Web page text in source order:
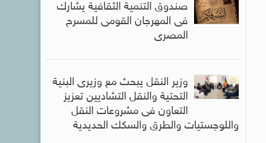
صندوق التنمية الثقافية يشارك
فى المهرجان القومى للمسرح
المصرى
وزير النقل يبحث مع وزيرى البنية
التحتية والنقل التشاديين تعزيز
التعاون فى مشروعات النقل
واللوجستيات والطرق والسكك الحديدية